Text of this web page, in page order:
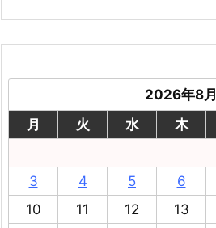
2026年8月
月
火 水 木
3
4 5 6
10
11 12 13